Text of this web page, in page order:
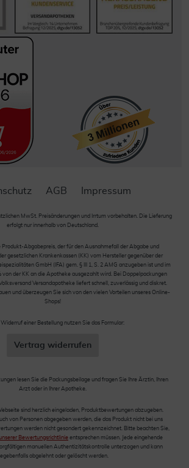
AGB Impressum
MwSt. Preisänderungen und Irrtum vorbehalten. Die Lieferung
erfolgt nur innerhalb von Deutschland.
Produkt-Abgabepreis, der für den Ausnahmefall der Abgabe und
gesetzlichen Krankenkassen (KK) vom Hersteller gegenüber der
GmbH (IFA) gem. § III 1, S. 2 AMG anzugeben ist und im
von der KK an die Apotheke ausgezahlt wird. Bei Doppelpackungen
Versandapotheke liefert schnell, zuverlässig und diskret.
und überzeugen Sie sich von den vielen Vorteilen unseres Online-
Shops!
Widerruf einer Bestellung nutzen Sie das Formular:
Vertrag widerrufen
lesen Sie die Packungsbeilage und fragen Sie Ihre Ärztin, Ihren
Arzt oder in Ihrer Apotheke.
sind herzlich eingeladen, Produktbewertungen abzugeben.
von Personen abgegeben werden, die das Produkt nicht bei uns
werden nicht gesondert gekennzeichnet. Bitte beachten Sie,
Bewertungsrichtlinie entsprechen müssen. Jede eingehende
manuellen Authentizitätskontrolle unterzogen und kann
abgelehnt oder gelöscht werden.